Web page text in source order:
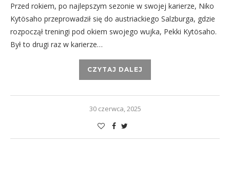
Przed rokiem, po najlepszym sezonie w swojej karierze, Niko
Kytösaho przeprowadził się do austriackiego Salzburga, gdzie
rozpoczął treningi pod okiem swojego wujka, Pekki Kytösaho.
Był to drugi raz w karierze…
CZYTAJ DALEJ
30 czerwca, 2025